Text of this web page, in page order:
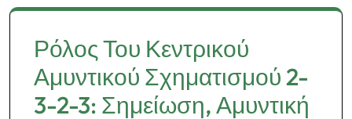
Ρόλος Του Κεντρικού
Αμυντικού Σχηματισμού 2-
3-2-3: Σημείωση, Αμυντική